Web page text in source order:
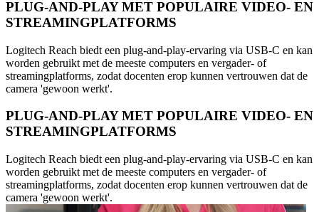
PLUG-AND-PLAY MET POPULAIRE VIDEO- EN
STREAMINGPLATFORMS
Logitech Reach biedt een plug-and-play-ervaring via USB-C en kan
worden gebruikt met de meeste computers en vergader- of
streamingplatforms, zodat docenten erop kunnen vertrouwen dat de
camera 'gewoon werkt'.
PLUG-AND-PLAY MET POPULAIRE VIDEO- EN
STREAMINGPLATFORMS
Logitech Reach biedt een plug-and-play-ervaring via USB-C en kan
worden gebruikt met de meeste computers en vergader- of
streamingplatforms, zodat docenten erop kunnen vertrouwen dat de
camera 'gewoon werkt'.